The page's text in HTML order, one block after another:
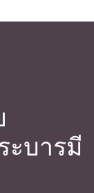
ะบารมี